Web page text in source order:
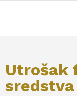
Utrošak
sredstva